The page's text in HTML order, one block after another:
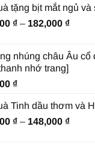
tặng bịt mắt ngủ và
₫ – 182,000 ₫
nhúng châu Âu cổ
nhớ trang]
₫
Tinh dầu thơm và
₫ – 148,000 ₫